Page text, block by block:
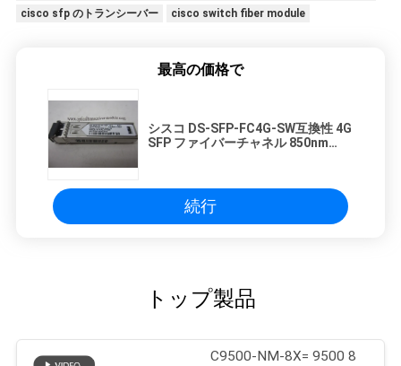
cisco sfp のトランシーバー
cisco switch fiber module
最高の価格で
シスコ DS-SFP-FC4G-SW互換性 4G
SFP ファイバーチャネル 850nm
ール
続行
トップ製品
C9500-NM-8X= 9500 8